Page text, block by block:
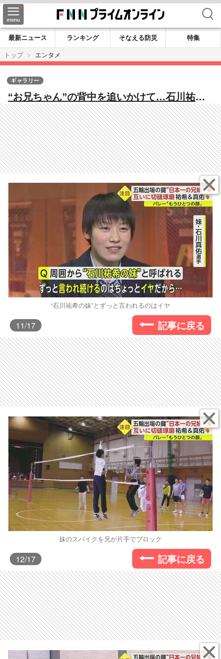
検索
最新ニュース ランキング そなえる防災
特集
トップ
エンタメ
“お兄ちゃん”の背中を追いかけて…石川祐希
(27)&真佑(23) 互いに切磋琢磨する“日本一の
兄妹”は五輪出場の鍵
ギャラリー
“石川祐希の妹”とずっと言われるのはイヤ
11/17 記事に戻る
妹のスパイクを兄が片手でブロック
12/17 記事に戻る